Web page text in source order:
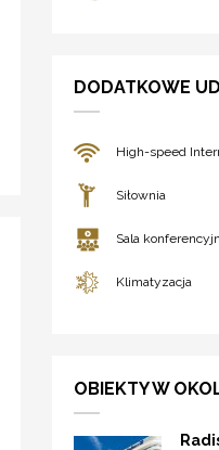
DODATKOWE
High-speed
Siłownia
Sala
Klimatyzacja
OBIEKTY W